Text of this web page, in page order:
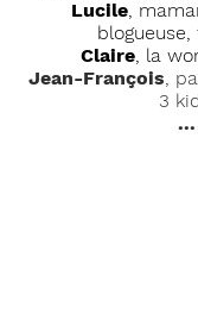
Lucile,
Claire, la
Jean-François,
3
...